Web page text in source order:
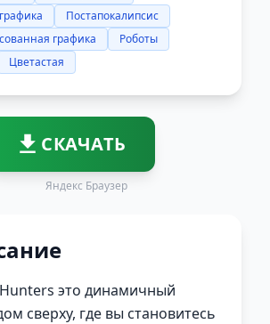
Постапокалипсис
графика
Роботы
Цветастая
СКАЧАТЬ
Яндекс Браузер
это динамичный
сверху, где вы становитесь